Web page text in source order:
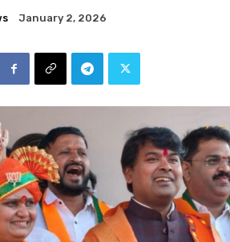
January 2, 2026